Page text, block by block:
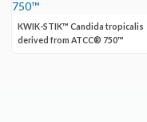
KWIK-STIK™ Candida tropicalis
derived from ATCC® 750™